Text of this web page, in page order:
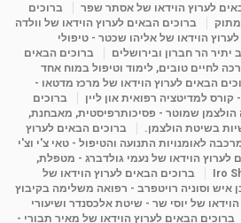
הלב" בהרצליה-
לערוץ הוידאו של אסתר שפר
ברוכים
מתוק
ברוכים הבאים לערוץ הוידאו של וולדה
הוידאו של אליהו שכטר - טיפולי
יתיר הר חברון ובירושלים
ברוכים הבאים
לחיים טובים, לימוד וטיפול במוח אחד
הבאים לערוץ הוידאו של מרכז מדטאו -
קורס למדיטציה רפואית און ליין
ברוכים
הולצמן שמוטר - פסיכותרפיסטית, מאבחנת,
בשיטת הולצמן.
ברוכים הבאים לערוץ
לאומנויות התנועה והטיפול - טאי צ'י וצ'י
לערוץ הוידאו של נעמי גולדברג - מטפלת,
ברוכים הבאים לערוץ הוידאו של
איש וסוניה רויטפרב - רפואה משלימה בקיבוץ
של יוסי שר - שיטת אלכסנדר ושיעורי
ברוכים הבאים לערוץ הוידאו של מאיר תבורי -